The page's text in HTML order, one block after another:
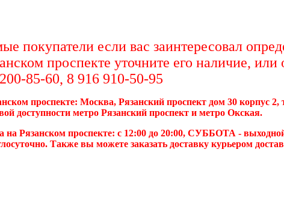
покупатели если вас заинтересовал
проспекте уточните его наличие,
85-60, 8 916 910-50-95
проспекте: Москва, Рязанский проспект дом 30 корпус
доступности метро Рязанский проспект и метро Окская.
на Рязанском проспекте: с 12:00 до 20:00, СУББОТА -
Также вы можете заказать доставку курьером